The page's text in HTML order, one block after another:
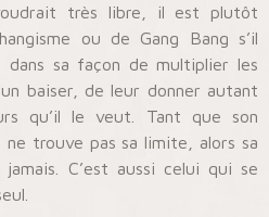
très libre, il est plutôt
ou de Gang Bang s’il
dans sa façon de multiplier les
baiser, de leur donner autant
qu’il le veut. Tant que son
trouve pas sa limite, alors sa
C’est aussi celui qui se